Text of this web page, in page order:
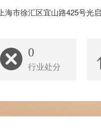
上海市徐汇区宜山路425号光
0
行业处分